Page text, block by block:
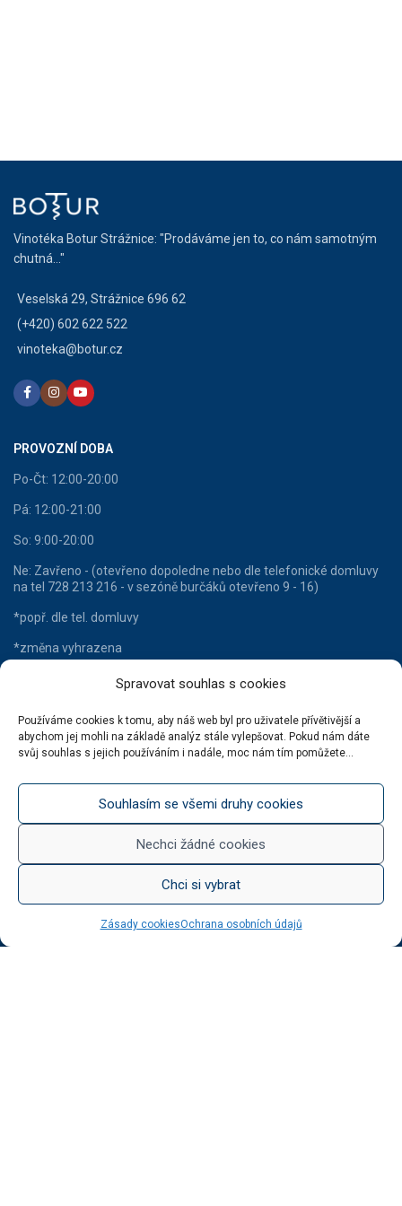
Spravovat souhlas s cookies
Používáme cookies k tomu, aby náš web byl pro uživatele přívětivější a
abychom jej mohli na základě analýz stále vylepšovat. Pokud nám dáte
svůj souhlas s jejich používáním i nadále, moc nám tím pomůžete...
Souhlasím se všemi druhy cookies
Nechci žádné cookies
Chci si vybrat
Zásady cookiesOchrana osobních údajů
Vinotéka Botur Strážnice: "Prodáváme jen to, co nám samotným
chutná..."
Veselská 29, Strážnice 696 62
(+420) 602 622 522
vinoteka@botur.cz
PROVOZNÍ DOBA
Po-Čt: 12:00-20:00
Pá: 12:00-21:00
So: 9:00-20:00
Ne: Zavřeno - (otevřeno dopoledne nebo dle telefonické domluvy
na tel 728 213 216 - v sezóně burčáků otevřeno 9 - 16)
*popř. dle tel. domluvy
*změna vyhrazena
HLAVNÍ KATEGORIE
Lahvové víno
Šumivá vína
Něco na zub
Dárkové balení